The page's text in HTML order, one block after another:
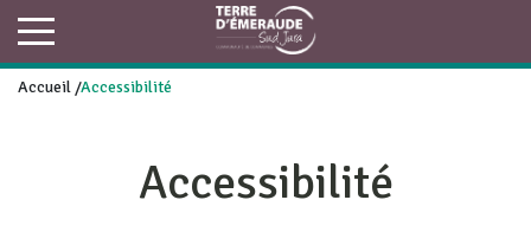
Accueil /Accessibilité
Accessibilité